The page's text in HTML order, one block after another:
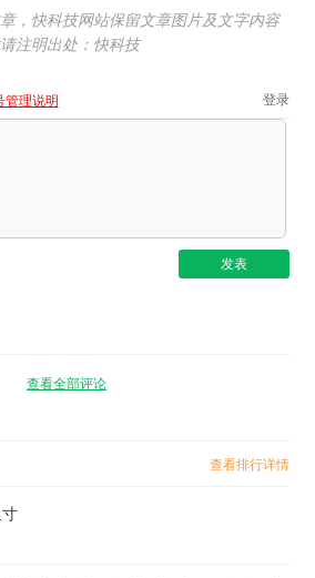
，快科技网站保留文章图片及文字内容
注明出处：快科技
管理说明 登录
查看全部评论
查看排行详情